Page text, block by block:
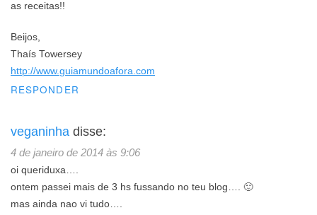
as receitas!!
Beijos,
Thaís Towersey
http://www.guiamundoafora.com
RESPONDER
veganinha disse:
4 de janeiro de 2014 às 9:06
oi queriduxa….
ontem passei mais de 3 hs fussando no teu blog…. 🙂
mas ainda nao vi tudo….